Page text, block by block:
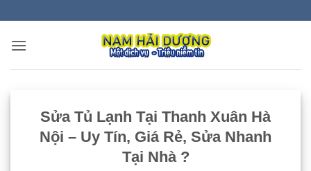
nội
Sửa Tủ Lạnh Tại Thanh Xuân Hà
Nội – Uy Tín, Giá Rẻ, Sửa Nhanh
Tại Nhà ?